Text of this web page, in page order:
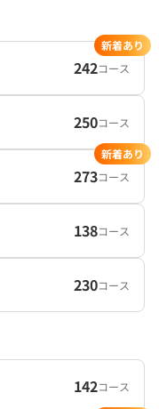
242コース
新着あり
250コース
273コース
新着あり
138コース
230コース
142コース